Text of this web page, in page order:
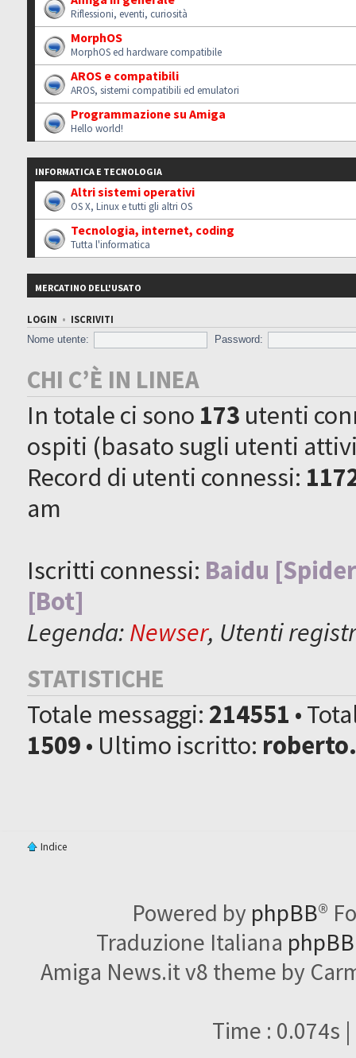
Riflessioni, eventi, curiosità
MorphOS
MorphOS ed hardware compatibile
AROS e compatibili
AROS, sistemi compatibili ed emulatori
Programmazione su Amiga
Hello world!
INFORMATICA E TECNOLOGIA
Altri sistemi operativi
OS X, Linux e tutti gli altri OS
Tecnologia, internet, coding
Tutta l'informatica
MERCATINO DELL'USATO
LOGIN • ISCRIVITI
Nome utente:
Password:
CHI C’È IN LINEA
In totale ci sono 173 utenti
ospiti (basato sugli utenti
Record di utenti connessi:
am
Iscritti connessi: Baidu
[Bot]
Legenda:Newser, Utenti
STATISTICHE
Totale messaggi: 214551 •
1509• Ultimo iscritto:
Indice
Powered by phpBB®
Traduzione Italiana
Amiga News.it v8 theme by
Time : 0.074s